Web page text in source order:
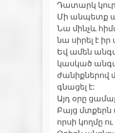
Դատարկ
Մի անպետք
Նա մինչև
նա սիրել է իր
Եվ ամեն
կասկած
ժանիքներով
գնացել է:
Այդ օրը
Բայց մտքերն
որսի կողմը